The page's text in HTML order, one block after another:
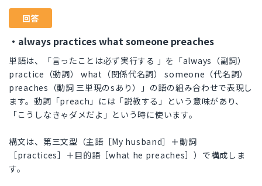
回答
・always practices what someone preaches
単語は、「言ったことは必ず実行する 」を「always（副詞）
practice（動詞） what（関係代名詞） someone（代名詞）
preaches（動詞 三単現のsあり）」の語の組み合わせで表現し
ます。動詞「preach」には「説教する」という意味があり、
「こうしなきゃダメだよ」という時に使います。
構文は、第三文型（主語［My husband］＋動詞
［practices］＋目的語［what he preaches］）で構成しま
す。